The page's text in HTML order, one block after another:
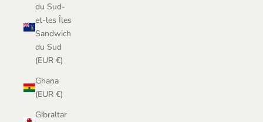
du Sud-
et-les Îles
Sandwich
du Sud
(EUR €)
Ghana
(EUR €)
Gibraltar